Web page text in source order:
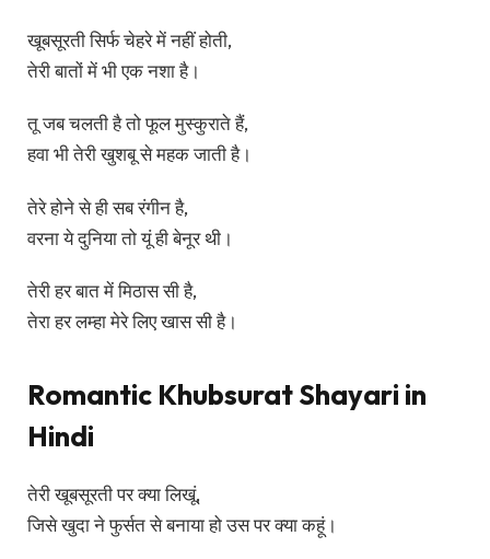
खूबसूरती सिर्फ चेहरे में नहीं होती,
तेरी बातों में भी एक नशा है।
तू जब चलती है तो फूल मुस्कुराते हैं,
हवा भी तेरी खुशबू से महक जाती है।
तेरे होने से ही सब रंगीन है,
वरना ये दुनिया तो यूं ही बेनूर थी।
तेरी हर बात में मिठास सी है,
तेरा हर लम्हा मेरे लिए खास सी है।
Romantic Khubsurat Shayari in
Hindi
तेरी खूबसूरती पर क्या लिखूं,
जिसे खुदा ने फुर्सत से बनाया हो उस पर क्या कहूं।